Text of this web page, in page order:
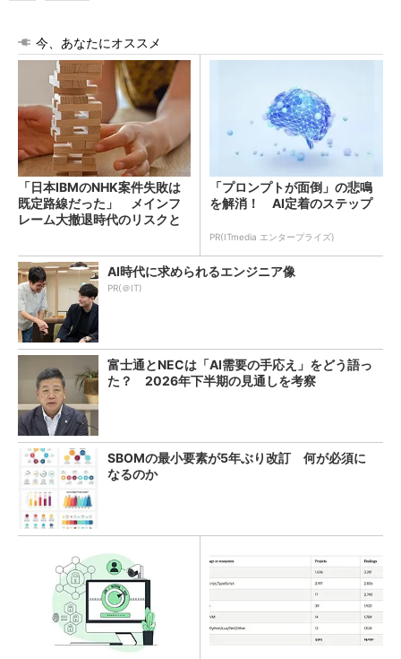
今、あなたにオススメ
「日本IBMのNHK案件失敗は
既定路線だった」 メインフ
レーム大撤退時代のリスクと
「プロンプトが面倒」の悲鳴
を解消！ AI定着のステップ
PR(ITmedia エンタープライズ)
AI時代に求められるエンジニア像
PR(＠IT)
富士通とNECは「AI需要の手応え」をどう語っ
た？ 2026年下半期の見通しを考察
SBOMの最小要素が5年ぶり改訂 何が必須に
なるのか